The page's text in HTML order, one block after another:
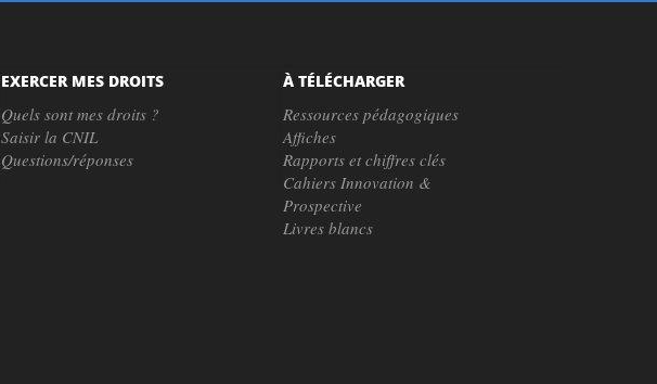
EXERCER MES DROITS
Quels sont mes droits ?
Saisir la CNIL
Questions/réponses
À TÉLÉCHARGER
Ressources pédagogiques
Affiches
Rapports et chiffres clés
Cahiers Innovation &
Prospective
Livres blancs